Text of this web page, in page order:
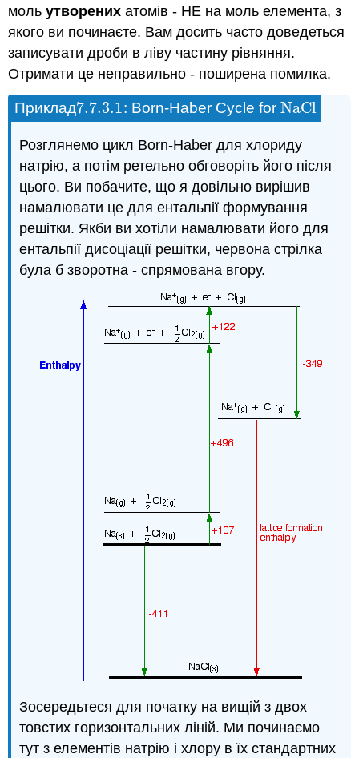
мольутворених атомів - НЕ на моль елемента, з
якого ви починаєте. Вам досить часто доведеться
записувати дроби в ліву частину рівняння.
Отримати це неправильно - поширена помилка.
Приклад7.7.3.1
7.7.3.1: Born-Haber Cycle forNaCl
NaCl
Розглянемо цикл Born-Haber для хлориду
натрію, а потім ретельно обговоріть його після
цього. Ви побачите, що я довільно вирішив
намалювати це для ентальпії формування
решітки. Якби ви хотіли намалювати його для
ентальпії дисоціації решітки, червона стрілка
була б зворотна - спрямована вгору.
Зосередьтеся для початку на вищій з двох
товстих горизонтальних ліній. Ми починаємо
тут з елементів натрію і хлору в їх стандартних